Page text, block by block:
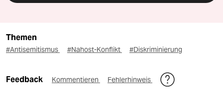
Themen
#Antisemitismus #Nahost-Konflikt #Diskriminierung
Feedback Kommentieren Fehlerhinweis